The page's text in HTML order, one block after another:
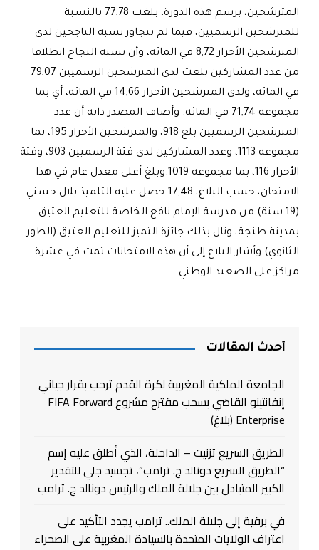
المترشحين، برسم هذه الدورة، بلغت 77,78 بالنسبة
للمترشحين الرسميين، فيما لم تتجاوز نسبة الناجحين لدى
المترشحين الأحرار 8,72 في المائة، وأن نسبة النجاح انطلاقا
من عدد المشاركين بلغت لدى المترشحين الرسميين 79,07
في المائة، ولدى المترشحين الأحرار 14,66 في المائة، أي بما
مجموعه 71,74 في المائة. وأضاف المصدر ذاته أن عدد
المترشحين الرسميين بلغ 918، والمترشحين الأحرار 195، بما
مجموعه 1113، وعدد المشاركين لدى فئة الرسميين 903، وفئة
الأحرار 116، بما مجموعه 1019.وبلغ أعلى معدل عام في هذا
الامتحان، حسب البلاغ، 17,48 حصل عليه التلميذ بلال حسني
(19 سنة) من مدرسة الإمام نافع الخاصة للتعليم العتيق
بمدينة طنجة، ونال بذلك جائزة التميز للتعليم العتيق (الطور
الثانوي).وأشار البلاغ إلى أن هذه الامتحانات تمت في عشرة
مراكز على الصعيد الوطني.
أحدث المقالات
الجامعة الملكية المغربية لكرة القدم ترحب بقرار جياني
إنفانتينو القاضي بسحب مقترح مشروع FIFA Forward
Enterprise (بلاغ)
الطريق السريع تزنيت – الداخلة، الذي أطلق عليه إسم
“الطريق السريع دونالد ج. ترامب”، تجسيد جلي للتقدير
الكبير المتبادل بين جلالة الملك والرئيس دونالد ج. ترامب
في برقية إلى جلالة الملك.. ترامب يجدد التأكيد على
اعتراف الولايات المتحدة بالسيادة المغربية على الصحراء